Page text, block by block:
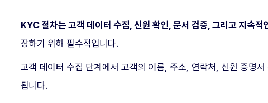
KYC 절차는 고객 데이터 수집, 신원 확인, 문서 검증, 그리고 지속적
장하기 위해 필수적입니다.
고객 데이터 수집 단계에서 고객의 이름, 주소, 연락처, 신원 증명
됩니다.